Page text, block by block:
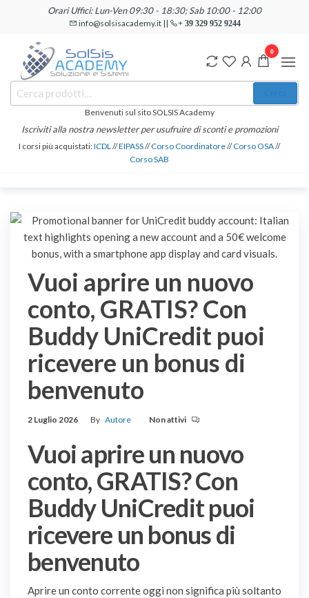
contenuto
Orari Uffici: Lun-Ven 09:30 - 18:30; Sab 10:00 - 12:00
info@solsisacademy.it || + 39 329 952 9244
SOLSIS
Academy
Corsi e
Certificazioni
Linguistiche
Benvenuti sul sito SOLSIS Academy
Iscriviti alla nostra newsletter per usufruire di sconti e promozioni
I corsi più acquistati:ICDL//EIPASS//Corso Coordinatore//Corso OSA//
Corso SAB
0
Vuoi aprire un nuovo
conto, GRATIS? Con
Buddy UniCredit puoi
ricevere un bonus di
benvenuto
2 Luglio 2026 By Autore Non attivi
Vuoi aprire un nuovo
conto, GRATIS? Con
Buddy UniCredit puoi
ricevere un bonus di
benvenuto
Aprire un conto corrente oggi non significa più soltanto